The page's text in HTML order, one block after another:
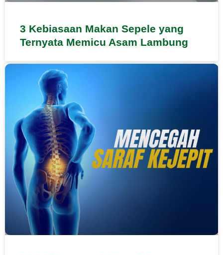
3 Kebiasaan Makan Sepele yang
Ternyata Memicu Asam Lambung